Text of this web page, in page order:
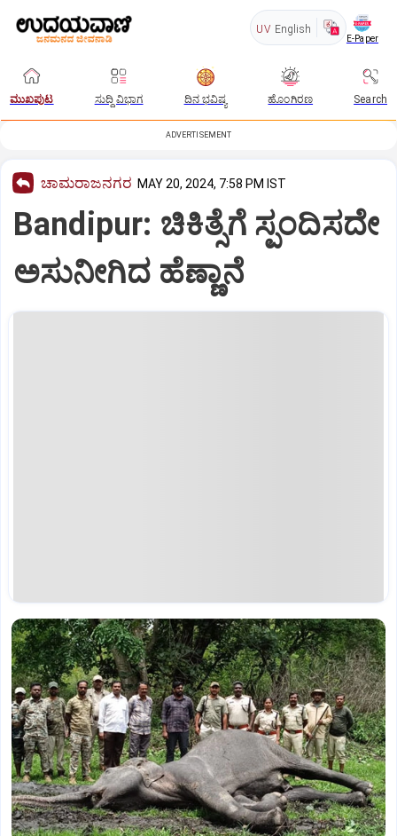
UV English
E-Paper
ಮುಖಪುಟ ಸುದ್ದಿ ವಿಭಾಗ ದಿನ ಭವಿಷ್ಯ ಹೊಂಗಿರಣ Search
ADVERTISEMENT
ಚಾಮರಾಜನಗರ MAY 20, 2024, 7:58 PM IST
Bandipur: ಚಿಕಿತ್ಸೆಗೆ ಸ್ಪಂದಿಸದೇ
ಅಸುನೀಗಿದ ಹೆಣ್ಣಾನೆ